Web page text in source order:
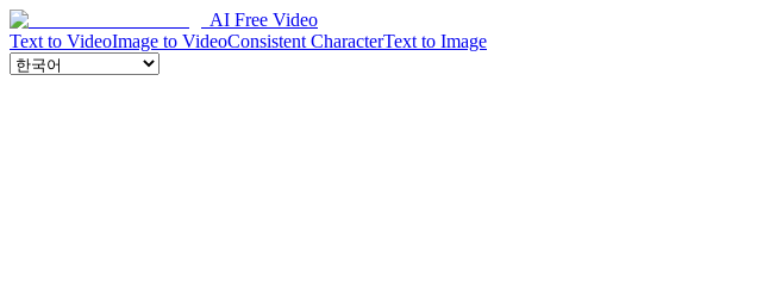
AI Free Video
Text to VideoImage to VideoConsistent CharacterText to Image